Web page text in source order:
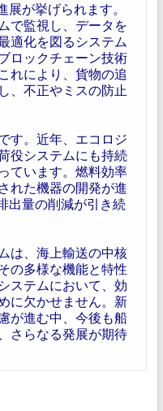
が挙げられます。
で監視し、データを
適化を図るシステム
ロックチェーン技術
れにより、貨物の追
、不正やミスの防止
す。近年、エコロジ
役システムにも持続
ています。燃料効率
れた機器の開発が進
出量の削減が引き続
は、海上輸送の中核
の多様な機能と特性
ステムにおいて、効
に欠かせません。新
が進む中、今後も船
さらなる発展が期待